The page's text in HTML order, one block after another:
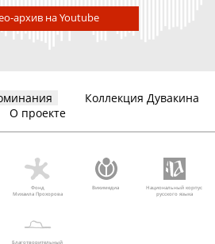
архив на Youtube
Коллекция Дувакина
О проекте
Фонд
Михаила Прохорова
Викимедиа
Национальный корпус
русского языка
Благотворительный